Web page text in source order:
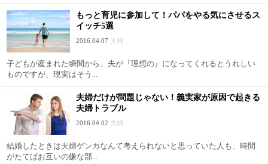
もっと育児に参加して！パパをやる気にさせるス
イッチ5選
2016.04.07 夫婦
子どもが産まれた瞬間から、夫が『理想の』になってくれるとうれしい
ものですが、現実はそう...
夫婦だけが問題じゃない！義実家が原因で起きる
夫婦トラブル
2016.04.02 夫婦
結婚したときは夫婦ゲンカなんて考えられないと思っていた人も、時間
がたてばお互いの嫌な部...